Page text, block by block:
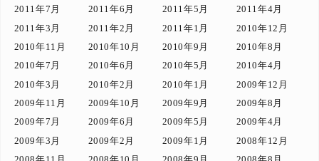
2011年7月
2011年6月 2011年5月
2011年4月
2011年3月
2011年2月 2011年1月
2010年12月
2010年11月
2010年10月 2010年9月
2010年8月
2010年7月
2010年6月 2010年5月
2010年4月
2010年3月
2010年2月 2010年1月
2009年12月
2009年11月
2009年10月 2009年9月
2009年8月
2009年7月
2009年6月 2009年5月
2009年4月
2009年3月
2009年2月 2009年1月
2008年12月